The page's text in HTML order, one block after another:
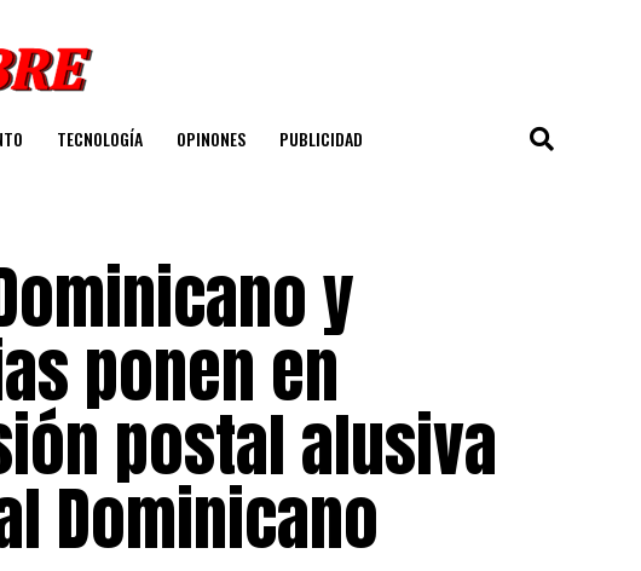
TECNOLOGÍA OPINONES PUBLICIDAD
y
ponen en
postal alusiva
Dominicano